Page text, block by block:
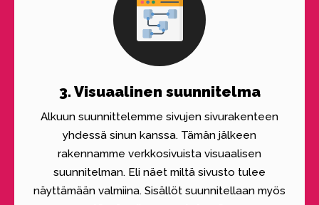
3. Visuaalinen suunnitelma
Alkuun suunnittelemme sivujen sivurakenteen
yhdessä sinun kanssa. Tämän jälkeen
rakennamme verkkosivuista visuaalisen
suunnitelman. Eli näet miltä sivusto tulee
näyttämään valmiina. Sisällöt suunnitellaan myös